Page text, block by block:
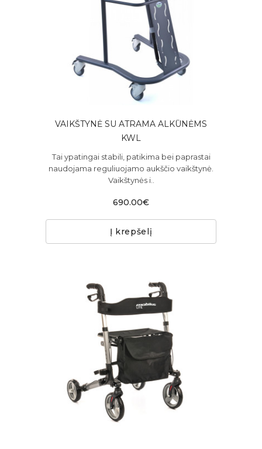
VAIKŠTYNĖ SU ATRAMA ALKŪNĖMS
KWL
Tai ypatingai stabili, patikima bei paprastai
naudojama reguliuojamo aukščio vaikštynė.
Vaikštynės i..
690.00€
Į krepšelį